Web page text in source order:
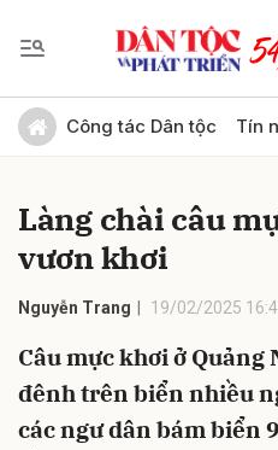
Công tác Dân tộc Tín
Làng chài câu
vươn khơi
Nguyễn Trang 19/02/2025
Câu mực khơi ở Quảng
đênh trên biển nhiều
các ngư dân bám biển
Gửi bình luận